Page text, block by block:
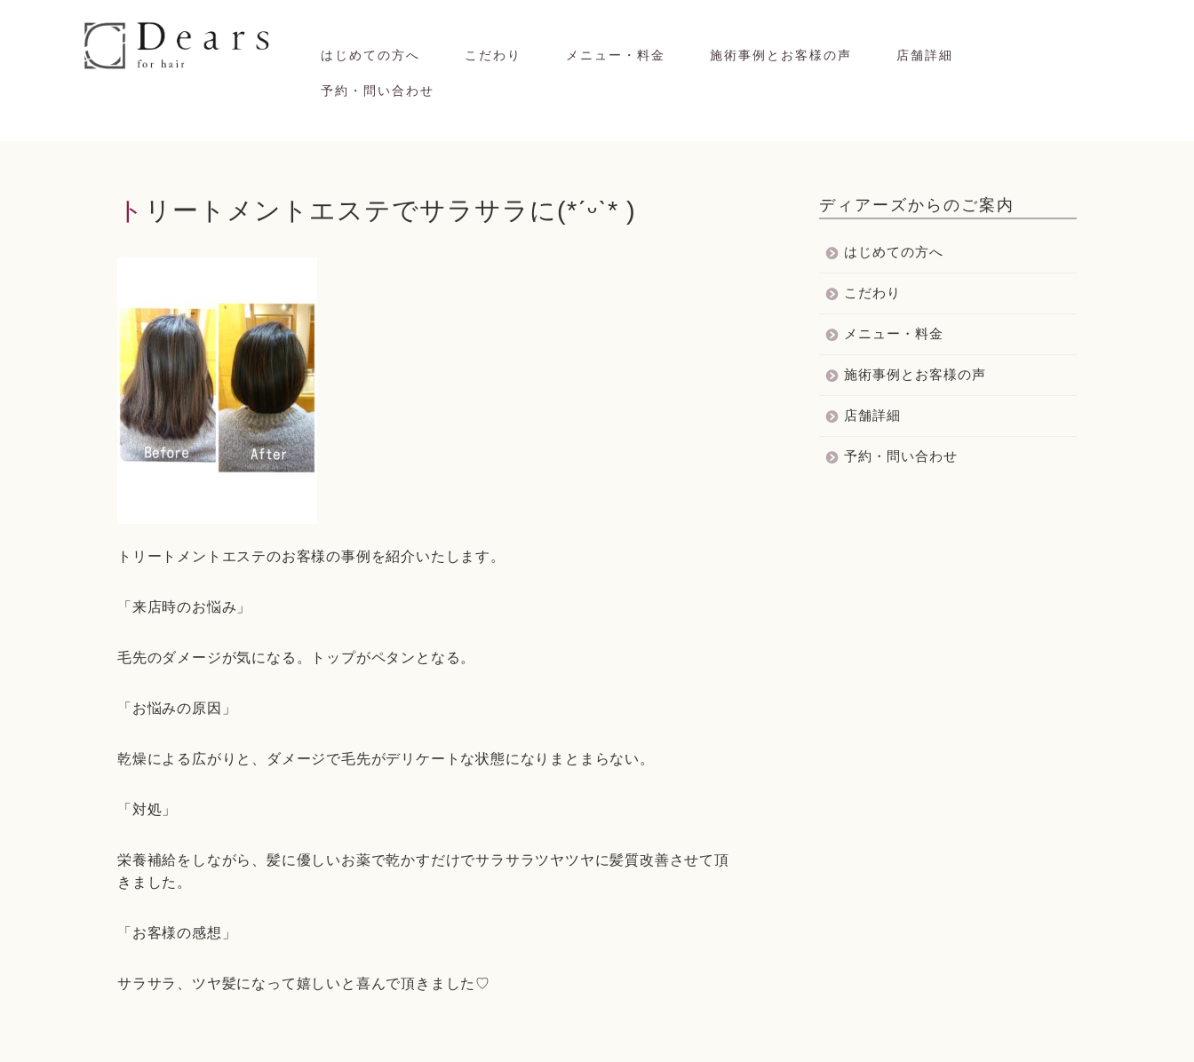
はじめての方へ こだわり メニュー・料金 施術事例とお客様の声 店舗詳細
予約・問い合わせ
トリートメントエステでサラサラに‪(*ˊᵕˋ* )
トリートメントエステのお客様の事例を紹介いたします。
「来店時のお悩み」
毛先のダメージが気になる。トップがペタンとなる。
「お悩みの原因」
乾燥による広がりと、ダメージで毛先がデリケートな状態になりまとまらない。
「対処」
栄養補給をしながら、髪に優しいお薬で乾かすだけでサラサラツヤツヤに髪質改善させて頂
きました。
「お客様の感想」
サラサラ、ツヤ髪になって嬉しいと喜んで頂きました♡
ディアーズからのご案内
はじめての方へ
こだわり
メニュー・料金
施術事例とお客様の声
店舗詳細
予約・問い合わせ